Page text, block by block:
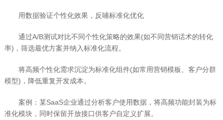
用数据验证个性化效果，反哺标准化优化
通过A/B测试对比不同个性化策略的效果(如不同营销话术的转化
率)，筛选最优方案并纳入标准化流程。
将高频个性化需求沉淀为标准化组件(如常用营销模板、客户分群
模型)，降低重复开发成本。
案例：某SaaS企业通过分析客户使用数据，将高频功能封装为标
准化模块，同时保留开放接口供客户自定义扩展。